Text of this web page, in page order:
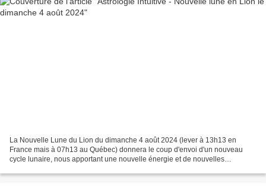
La Nouvelle Lune du Lion du dimanche 4 août 2024 (lever à 13h13 en
France mais à 07h13 au Québec) donnera le coup d'envoi d'un nouveau
cycle lunaire, nous apportant une nouvelle énergie et de nouvelles